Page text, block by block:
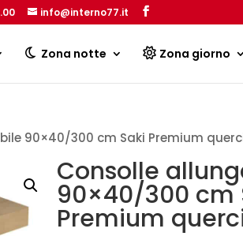
info@interno77.it
Zona notte Zona giorno
90×40/300 cm Saki Premium
Consolle
90×40/300 cm
Premium